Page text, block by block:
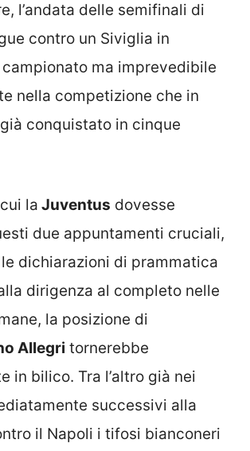
l’andata delle semifinali di
contro un Siviglia in
ma imprevedibile
nella competizione che in
conquistato in cinque
la Juventus dovesse
due appuntamenti cruciali,
dichiarazioni di prammatica
dirigenza al completo nelle
la posizione di
Allegri tornerebbe
in bilico. Tra l’altro già nei
successivi alla
il Napoli i tifosi bianconeri